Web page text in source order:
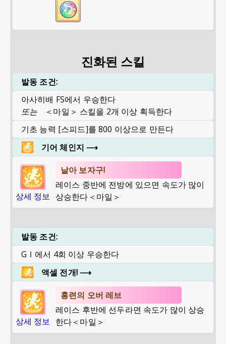
진화된 스킬
발동 조건:
아사히배 FS에서 우승한다
또는
＜마일＞ 스킬을 2개 이상 획득한다
기초 능력 [스피드]를 800 이상으로 만든다
기어 체인지 ⟶
상세 정보
날아 보자구!
레이스 중반에 전방에 있으면 속도가 많이
상승한다＜마일＞
발동 조건:
GⅠ에서 4회 이상 우승한다
액셀 전개! ⟶
상세 정보
홍련의 오버 레브
레이스 후반에 선두라면 속도가 많이 상승
한다＜마일＞